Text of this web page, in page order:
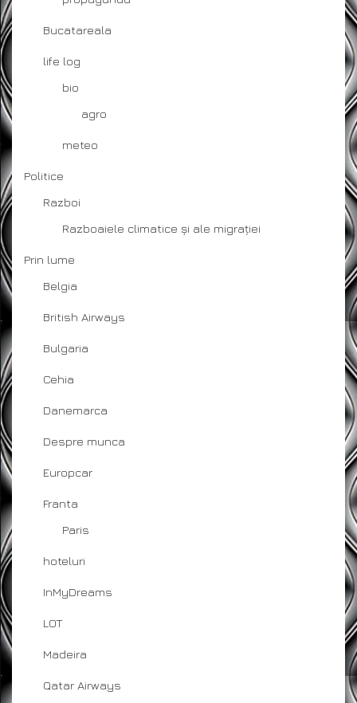
Bucatareala
life log
bio
agro
meteo
Politice
Razboi
Razboaiele climatice și ale migrației
Prin lume
Belgia
British Airways
Bulgaria
Cehia
Danemarca
Despre munca
Europcar
Franta
Paris
hoteluri
InMyDreams
LOT
Madeira
Qatar Airways